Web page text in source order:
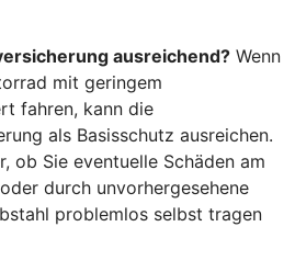
ausreichend? Wenn
mit geringem
fahren, kann die
als Basisschutz ausreichen.
ob Sie eventuelle Schäden am
durch unvorhergesehene
problemlos selbst tragen